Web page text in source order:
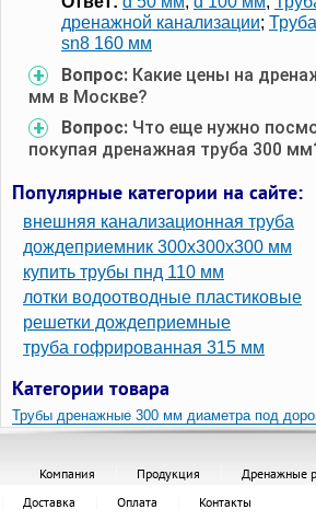
дренажной канализации;
sn8 160 мм
Вопрос: Какие цены на
мм в Москве?
Вопрос: Что еще нужно
покупая дренажная труба 300
Популярные категории на сайте:
внешняя канализационная труба
дождеприемник 300х300х300 мм
купить трубы пнд 110 мм
лотки водоотводные пластиковые
решетки дождеприемные
труба гофрированная 315 мм
Категории товара
Трубы дренажные 300 мм диаметра под
Компания
Продукция Дренажные
Доставка
Оплата Контакты